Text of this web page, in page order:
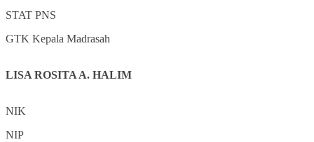
STAT PNS
GTK Kepala Madrasah
LISA ROSITA A. HALIM
NIK
NIP